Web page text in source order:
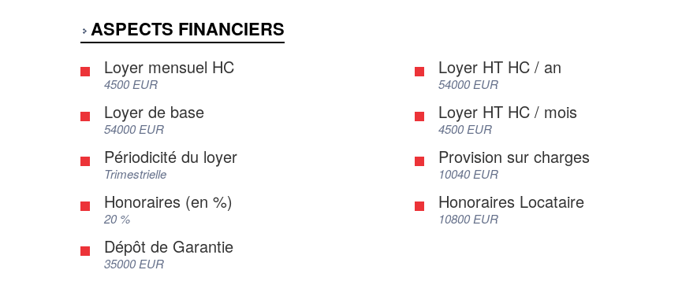
ASPECTS FINANCIERS
Loyer mensuel HC
4500 EUR
Loyer HT HC / an
54000 EUR
Loyer de base
54000 EUR
Loyer HT HC / mois
4500 EUR
Périodicité du loyer
Trimestrielle
Provision sur charges
10040 EUR
Honoraires (en %)
20 %
Honoraires Locataire
10800 EUR
Dépôt de Garantie
35000 EUR